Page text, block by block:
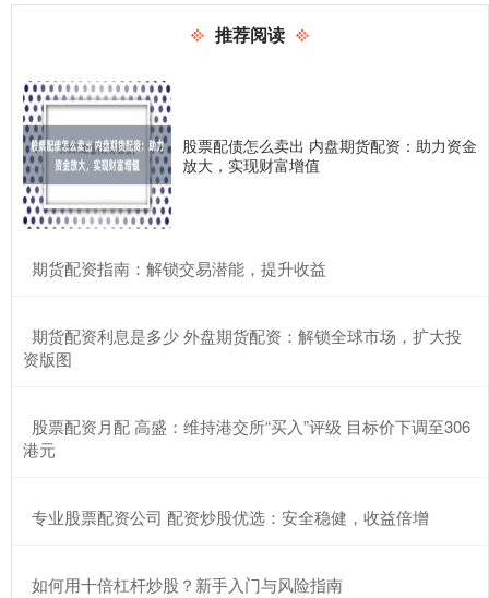
推荐阅读
股票配债怎么卖出 内盘期货配资：助力资金
放大，实现财富增值
​期货配资指南：解锁交易潜能，提升收益
​期货配资利息是多少 外盘期货配资：解锁全球市场，扩大投
资版图
​股票配资月配 高盛：维持港交所“买入”评级 目标价下调至306
港元
​专业股票配资公司 配资炒股优选：安全稳健，收益倍增
​如何用十倍杠杆炒股？新手入门与风险指南